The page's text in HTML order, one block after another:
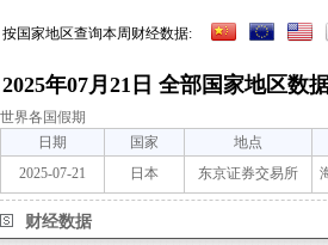
按国家地区查询本周财经数据:
2025年07月21日 全部国家地区数
世界各国假期
日期
国家 地点
2025-07-21
日本 东京证券交易所
财经数据